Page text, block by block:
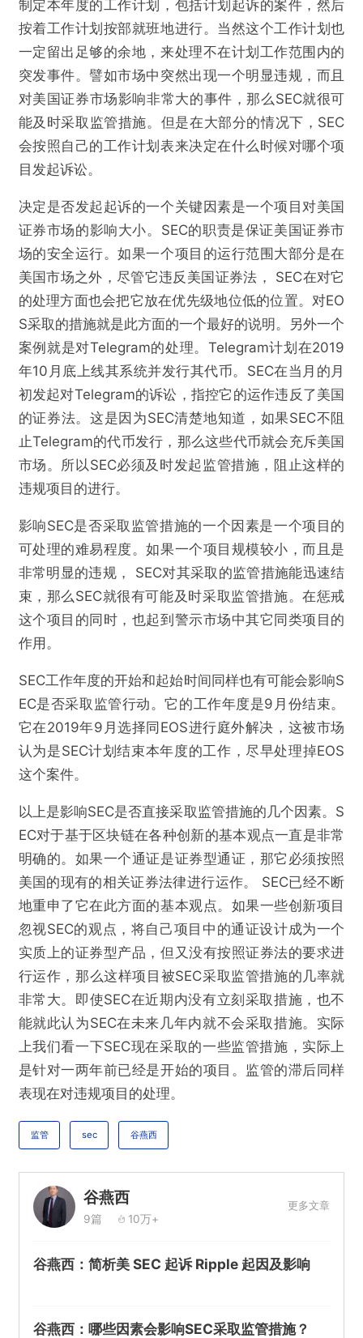
谷燕西：哪些因素会影响SEC采取监管措施？
欺诈 色情 诱导行为
不实信息 违法犯罪 其他
提交
制定本年度的工作计划，包括计划起诉的案件，然后
按着工作计划按部就班地进行。当然这个工作计划也
一定留出足够的余地，来处理不在计划工作范围内的
突发事件。譬如市场中突然出现一个明显违规，而且
对美国证券市场影响非常大的事件，那么SEC就很可
能及时采取监管措施。但是在大部分的情况下，SEC
会按照自己的工作计划表来决定在什么时候对哪个项
目发起诉讼。
决定是否发起起诉的一个关键因素是一个项目对美国
证券市场的影响大小。SEC的职责是保证美国证券市
场的安全运行。如果一个项目的运行范围大部分是在
美国市场之外，尽管它违反美国证券法， SEC在对它
的处理方面也会把它放在优先级地位低的位置。对EO
S采取的措施就是此方面的一个最好的说明。另外一个
案例就是对Telegram的处理。Telegram计划在2019
年10月底上线其系统并发行其代币。SEC在当月的月
初发起对Telegram的诉讼，指控它的运作违反了美国
的证券法。这是因为SEC清楚地知道，如果SEC不阻
止Telegram的代币发行，那么这些代币就会充斥美国
市场。所以SEC必须及时发起监管措施，阻止这样的
违规项目的进行。
影响SEC是否采取监管措施的一个因素是一个项目的
可处理的难易程度。如果一个项目规模较小，而且是
非常明显的违规， SEC对其采取的监管措施能迅速结
束，那么SEC就很有可能及时采取监管措施。在惩戒
这个项目的同时，也起到警示市场中其它同类项目的
作用。
SEC工作年度的开始和起始时间同样也有可能会影响S
EC是否采取监管行动。它的工作年度是9月份结束。
它在2019年9月选择同EOS进行庭外解决，这被市场
认为是SEC计划结束本年度的工作，尽早处理掉EOS
这个案件。
以上是影响SEC是否直接采取监管措施的几个因素。S
EC对于基于区块链在各种创新的基本观点一直是非常
明确的。如果一个通证是证券型通证，那它必须按照
美国的现有的相关证券法律进行运作。 SEC已经不断
地重申了它在此方面的基本观点。如果一些创新项目
忽视SEC的观点，将自己项目中的通证设计成为一个
实质上的证券型产品，但又没有按照证券法的要求进
行运作，那么这样项目被SEC采取监管措施的几率就
非常大。即使SEC在近期内没有立刻采取措施，也不
能就此认为SEC在未来几年内就不会采取措施。实际
上我们看一下SEC现在采取的一些监管措施，实际上
是针对一两年前已经是开始的项目。监管的滞后同样
表现在对违规项目的处理。
监管 sec 谷燕西
谷燕西
9篇 10万+
更多文章
谷燕西：简析美 SEC 起诉 Ripple 起因及影响
谷燕西：哪些因素会影响SEC采取监管措施？